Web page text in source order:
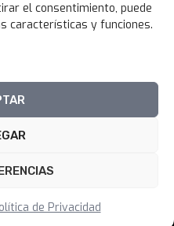
el consentimiento, puede
características y funciones.
de Privacidad
Perú